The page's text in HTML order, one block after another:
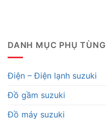
DANH MỤC PHỤ TÙNG
Điện – Điện lạnh suzuki
Đồ gầm suzuki
Đồ máy suzuki